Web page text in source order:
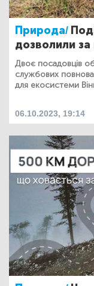
Природа/
дозволили за
Двоє посадовців
службових
для екосистеми
06.10.2023, 19:14